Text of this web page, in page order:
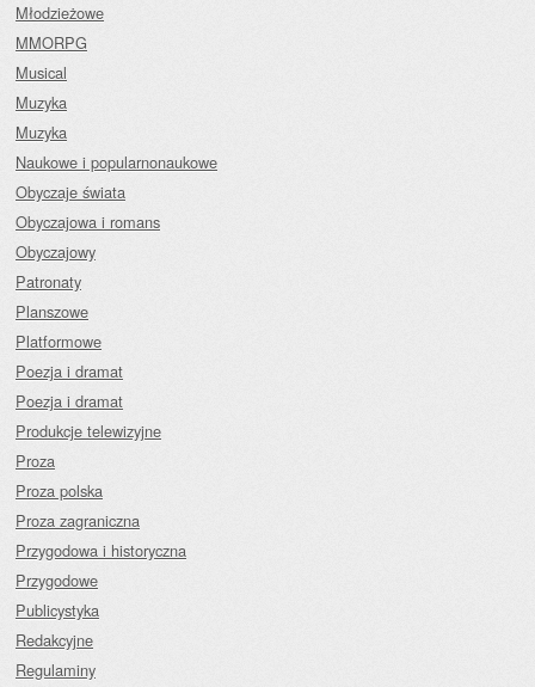
Młodzieżowe
MMORPG
Musical
Muzyka
Muzyka
Naukowe i popularnonaukowe
Obyczaje świata
Obyczajowa i romans
Obyczajowy
Patronaty
Planszowe
Platformowe
Poezja i dramat
Poezja i dramat
Produkcje telewizyjne
Proza
Proza polska
Proza zagraniczna
Przygodowa i historyczna
Przygodowe
Publicystyka
Redakcyjne
Regulaminy